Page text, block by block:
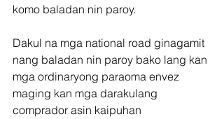
komo baladan nin paroy.
Dakul na mga national road ginagamit
nang baladan nin paroy bako lang kan
mga ordinaryong paraoma envez
maging kan mga darakulang
comprador asin kaipuhan